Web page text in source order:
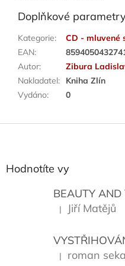
Doplňkové
Kategorie:
CD - mluvené
EAN:
Autor:
Zibura
Nakladatel:
Kniha Zlín
Vydáno: 0
Z
Hodnotíte vy
BEAUTY AND
Hodnocení
| Jiří Matějů
Hodnocení
| roman